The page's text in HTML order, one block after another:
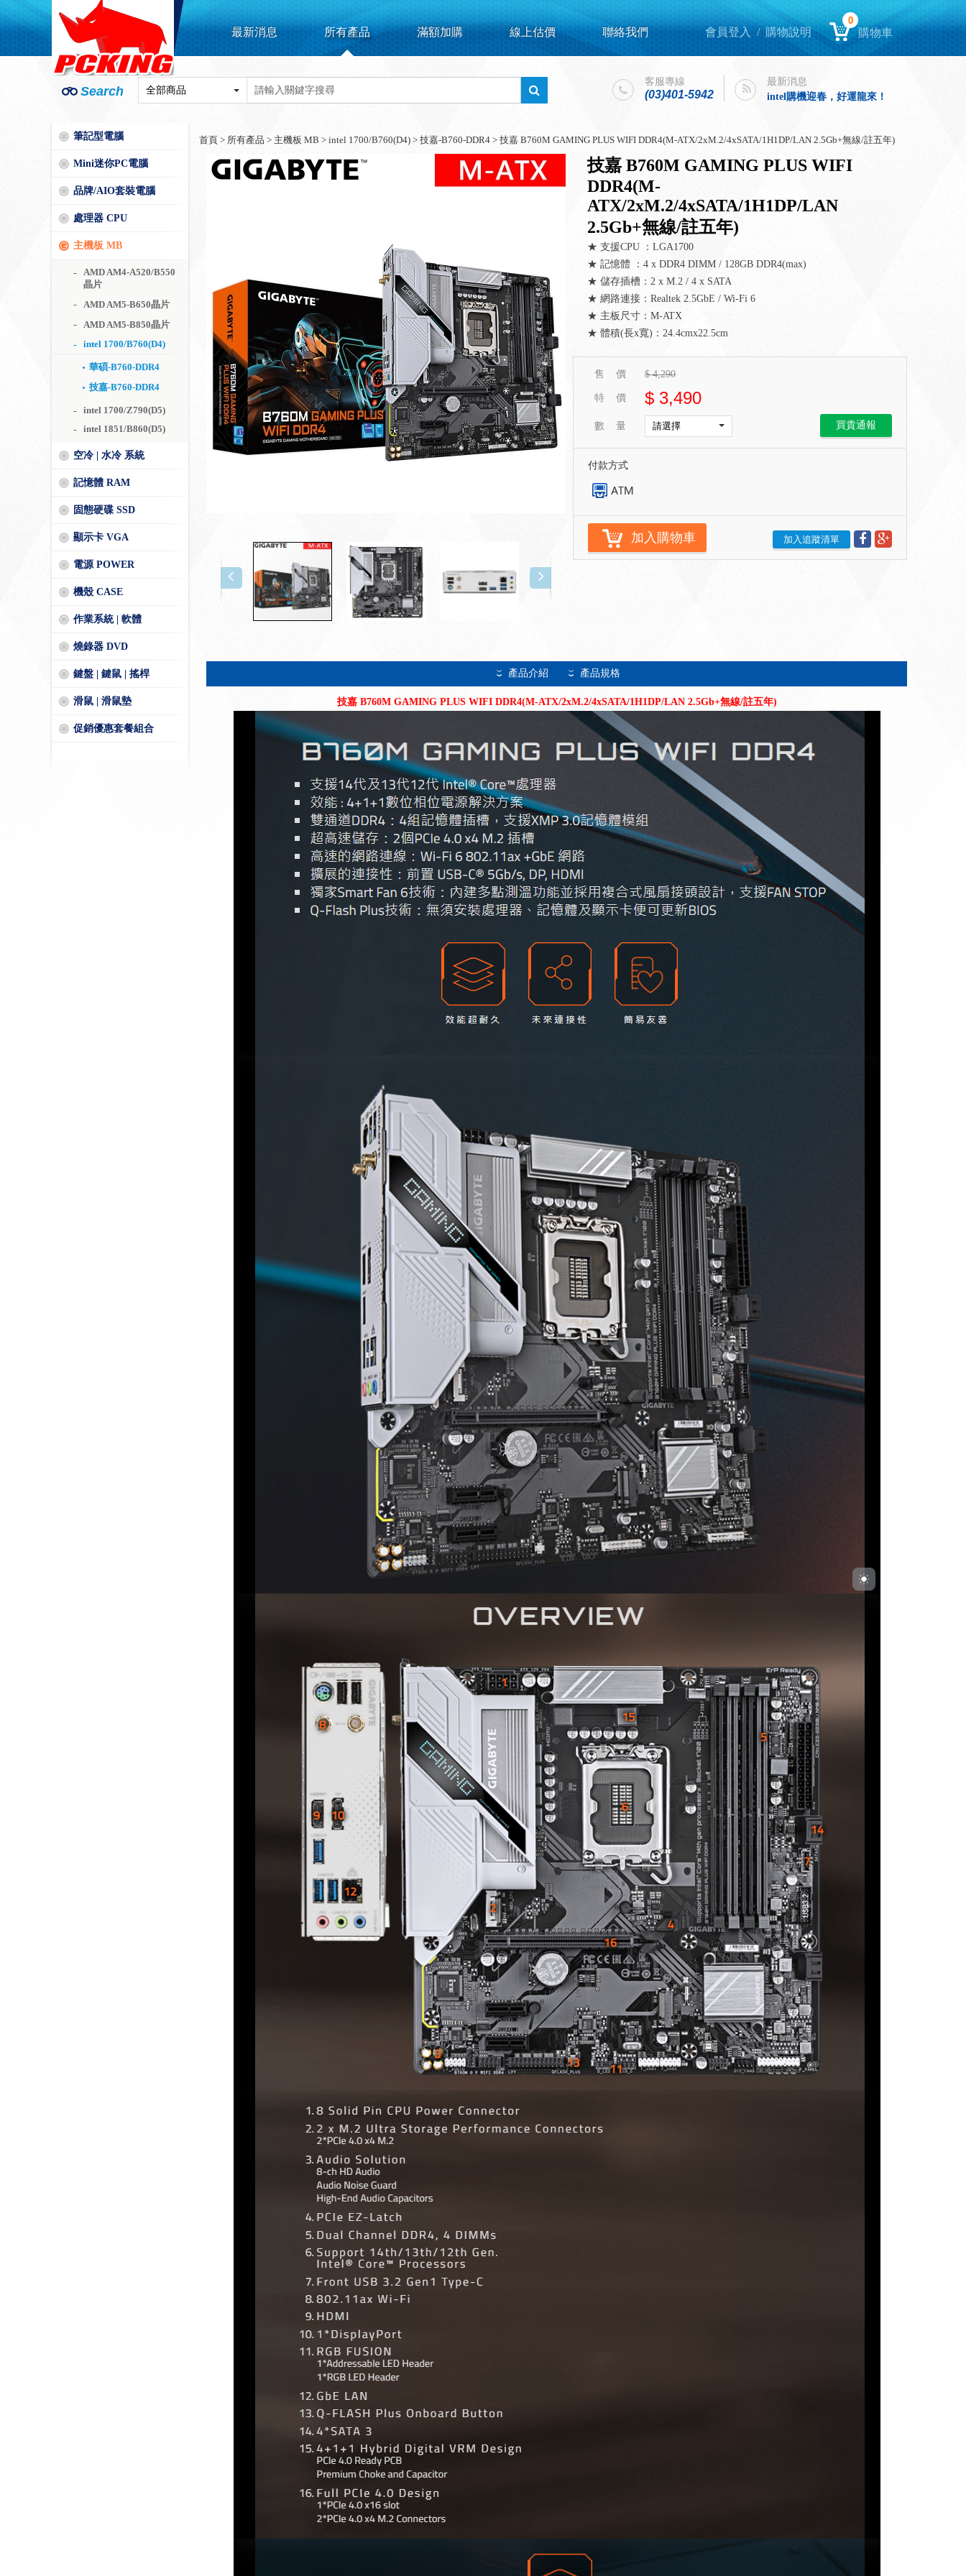
最新消息 所有產品 滿額加購 線上估價 聯絡我們 會員登入 /購物說明
0
購物車
Search
客服專線
(03)401-5942
最新消息
intel購機迎春，好運龍來！
Lenovo Yoga book 9i 開箱
筆記型電腦
Mini迷你PC電腦
品牌/AIO套裝電腦
處理器 CPU
主機板 MB
AMD AM4-A520/B550
晶片
AMD AM5-B650晶片
AMD AM5-B850晶片
intel 1700/B760(D4)
華碩-B760-DDR4
技嘉-B760-DDR4
intel 1700/Z790(D5)
intel 1851/B860(D5)
空冷 | 水冷 系統
記憶體 RAM
固態硬碟 SSD
顯示卡 VGA
電源 POWER
機殼 CASE
作業系統 | 軟體
燒錄器 DVD
鍵盤 | 鍵鼠 | 搖桿
滑鼠 | 滑鼠墊
促銷優惠套餐組合
首頁 > 所有產品 > 主機板 MB > intel 1700/B760(D4) > 技嘉-B760-DDR4 > 技嘉 B760M GAMING PLUS WIFI DDR4(M-ATX/2xM.2/4xSATA/1H1DP/LAN 2.5Gb+無線/註五年)
技嘉 B760M GAMING PLUS WIFI
DDR4(M-
ATX/2xM.2/4xSATA/1H1DP/LAN
2.5Gb+無線/註五年)
★ 支援CPU ：LGA1700
★ 記憶體 ：4 x DDR4 DIMM / 128GB DDR4(max)
★ 儲存插槽：2 x M.2 / 4 x SATA
★ 網路連接：Realtek 2.5GbE / Wi-Fi 6
★ 主板尺寸：M-ATX
★ 體積(長x寬)：24.4cmx22.5cm
售 價 $4,290
特 價 $ 3,490
數 量 買貴通報
付款方式
加入購物車 加入追蹤清單
產品介紹 產品規格
技嘉 B760M GAMING PLUS WIFI DDR4(M-ATX/2xM.2/4xSATA/1H1DP/LAN 2.5Gb+無線/註五年)